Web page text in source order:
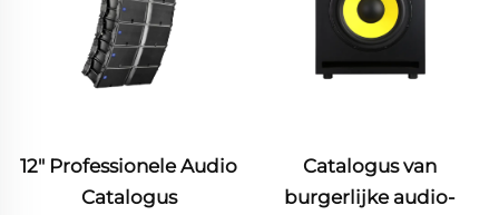
Catalogus van
burgerlijke audio-
Catalogus van
professionele